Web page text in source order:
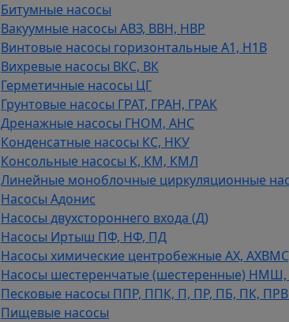
Битумные насосы
Вакуумные насосы АВЗ, ВВН, НВР
Винтовые насосы горизонтальные А1, Н1В
Вихревые насосы ВКС, ВК
Герметичные насосы ЦГ
Грунтовые насосы ГРАТ, ГРАН, ГРАК
Дренажные насосы ГНОМ, АНС
Конденсатные насосы КС, НКУ
Консольные насосы К, КМ, КМЛ
Линейные моноблочные циркуляционные
Насосы Адонис
Насосы двухстороннего входа (Д)
Насосы Иртыш ПФ, НФ, ПД
Насосы химические центробежные АХ,
Насосы шестеренчатые (шестеренные)
Песковые насосы ППР, ППК, П, ПР, ПБ, ПК,
Пищевые насосы